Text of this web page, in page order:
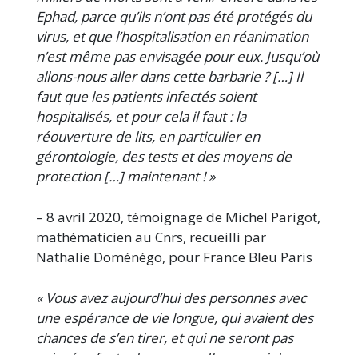
Ephad, parce qu’ils n’ont pas été protégés du
virus, et que l’hospitalisation en réanimation
n’est même pas envisagée pour eux. Jusqu’où
allons-nous aller dans cette barbarie ? […] Il
faut que les patients infectés soient
hospitalisés, et pour cela il faut : la
réouverture de lits, en particulier en
gérontologie, des tests et des moyens de
protection […] maintenant ! »
– 8 avril 2020, témoignage de Michel Parigot,
mathématicien au Cnrs, recueilli par
Nathalie Doménégo, pour France Bleu Paris
« Vous avez aujourd’hui des personnes avec
une espérance de vie longue, qui avaient des
chances de s’en tirer, et qui ne seront pas